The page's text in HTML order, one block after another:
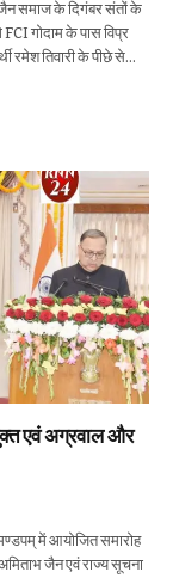
समाज के दिगंबर संतों के
गोदाम के पास विप्र
रमेश तिवारी के पीछे से…
एवं अग्रवाल और
में आयोजित समारोह
जैन एवं राज्य सूचना